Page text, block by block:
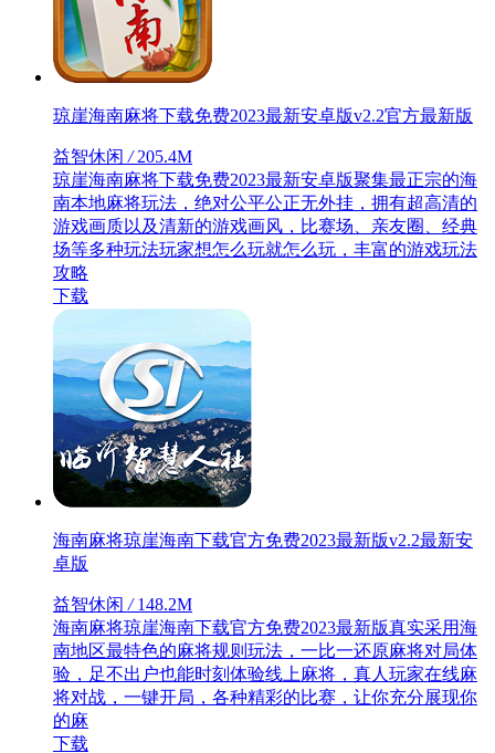
琼崖海南麻将下载免费2023最新安卓版v2.2官方最新版
益智休闲 /205.4M
琼崖海南麻将下载免费2023最新安卓版聚集最正宗的海
南本地麻将玩法，绝对公平公正无外挂，拥有超高清的
游戏画质以及清新的游戏画风，比赛场、亲友圈、经典
场等多种玩法玩家想怎么玩就怎么玩，丰富的游戏玩法
攻略
下载
海南麻将琼崖海南下载官方免费2023最新版v2.2最新安
卓版
益智休闲 /148.2M
海南麻将琼崖海南下载官方免费2023最新版真实采用海
南地区最特色的麻将规则玩法，一比一还原麻将对局体
验，足不出户也能时刻体验线上麻将，真人玩家在线麻
将对战，一键开局，各种精彩的比赛，让你充分展现你
的麻
下载